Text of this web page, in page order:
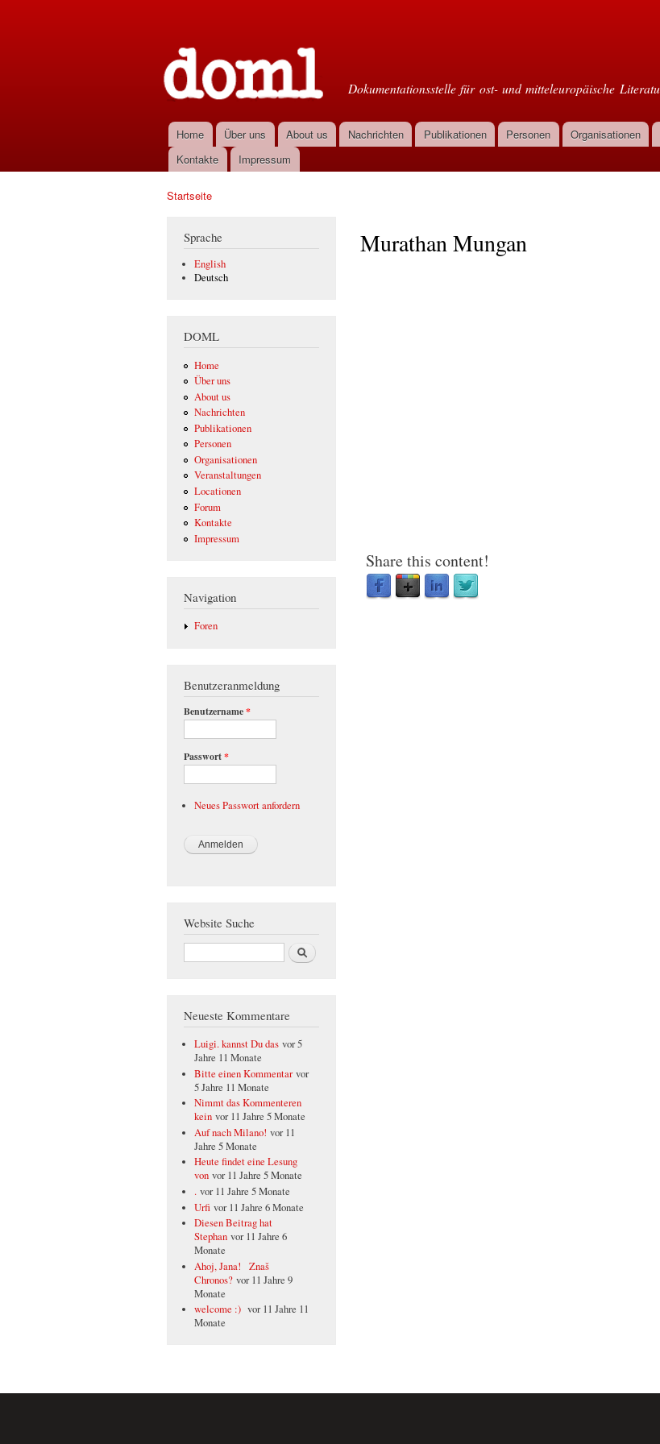
Dokumentationsstelle für ost- und mitteleuropäische
Hauptmenü
Home Über uns About us Nachrichten Publikationen Personen Organisationen
Kontakte
Impressum
Startseite
Sprache
English
Deutsch
DOML
Home
Über uns
About us
Nachrichten
Publikationen
Personen
Organisationen
Veranstaltungen
Locationen
Forum
Kontakte
Impressum
Navigation
Foren
Benutzeranmeldung
Benutzername*
Passwort*
Neues Passwort anfordern
Website Suche
Suche
Neueste Kommentare
Luigi. kannst Du das vor 5
Jahre 11 Monate
Bitte einen Kommentar vor
5 Jahre 11 Monate
Nimmt das Kommenteren
kein vor 11 Jahre 5 Monate
Auf nach Milano! vor 11
Jahre 5 Monate
Heute findet eine Lesung
von vor 11 Jahre 5 Monate
. vor 11 Jahre 5 Monate
Urfi vor 11 Jahre 6 Monate
Diesen Beitrag hat
Stephan vor 11 Jahre 6
Monate
Ahoj, Jana! Znaš
Chronos? vor 11 Jahre 9
Monate
welcome :) vor 11 Jahre 11
Monate
Murathan Mungan
Share this content!